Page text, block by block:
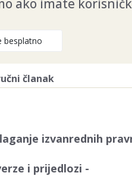
ako imate
besplatno
članak
izvanrednih
i prijedlozi -